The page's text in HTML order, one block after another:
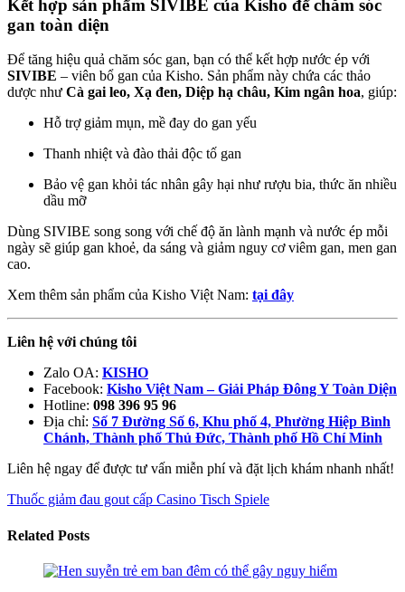
Kết hợp sản phẩm SIVIBE của Kisho để chăm sóc
gan toàn diện
Để tăng hiệu quả chăm sóc gan, bạn có thể kết hợp nước ép với
SIVIBE – viên bổ gan của Kisho. Sản phẩm này chứa các thảo
dược như Cà gai leo, Xạ đen, Diệp hạ châu, Kim ngân hoa, giúp:
Hỗ trợ giảm mụn, mề đay do gan yếu
Thanh nhiệt và đào thải độc tố gan
Bảo vệ gan khỏi tác nhân gây hại như rượu bia, thức ăn nhiều
dầu mỡ
Dùng SIVIBE song song với chế độ ăn lành mạnh và nước ép mỗi
ngày sẽ giúp gan khoẻ, da sáng và giảm nguy cơ viêm gan, men gan
cao.
Xem thêm sản phẩm của Kisho Việt Nam: tại đây
Liên hệ với chúng tôi
Zalo OA: KISHO
Facebook: Kisho Việt Nam – Giải Pháp Đông Y Toàn Diện
Hotline: 098 396 95 96
Địa chỉ: Số 7 Đường Số 6, Khu phố 4, Phường Hiệp Bình
Chánh, Thành phố Thủ Đức, Thành phố Hồ Chí Minh
Liên hệ ngay để được tư vấn miễn phí và đặt lịch khám nhanh nhất!
Thuốc giảm đau gout cấp Casino Tisch Spiele
Related Posts